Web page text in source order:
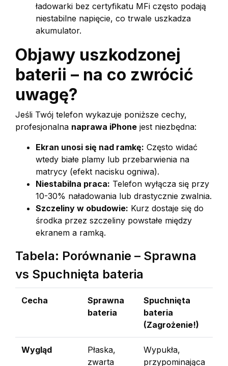
ładowarki bez certyfikatu MFi często podają
niestabilne napięcie, co trwale uszkadza
akumulator.
Objawy uszkodzonej
baterii – na co zwrócić
uwagę?
Jeśli Twój telefon wykazuje poniższe cechy,
profesjonalna naprawa iPhone jest niezbędna:
Ekran unosi się nad ramkę: Często widać
wtedy białe plamy lub przebarwienia na
matrycy (efekt nacisku ogniwa).
Niestabilna praca: Telefon wyłącza się przy
10-30% naładowania lub drastycznie zwalnia.
Szczeliny w obudowie: Kurz dostaje się do
środka przez szczeliny powstałe między
ekranem a ramką.
Tabela: Porównanie – Sprawna
vs Spuchnięta bateria
Cecha
Sprawna
bateria
Spuchnięta
bateria
(Zagrożenie!)
Wygląd
Płaska,
zwarta
Wypukła,
przypominająca